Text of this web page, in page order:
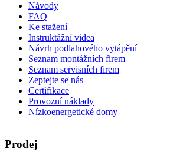
Návody
FAQ
Ke stažení
Instruktážní videa
Návrh podlahového vytápění
Seznam montážních firem
Seznam servisních firem
Zeptejte se nás
Certifikace
Provozní náklady
Nízkoenergetické domy
Prodej